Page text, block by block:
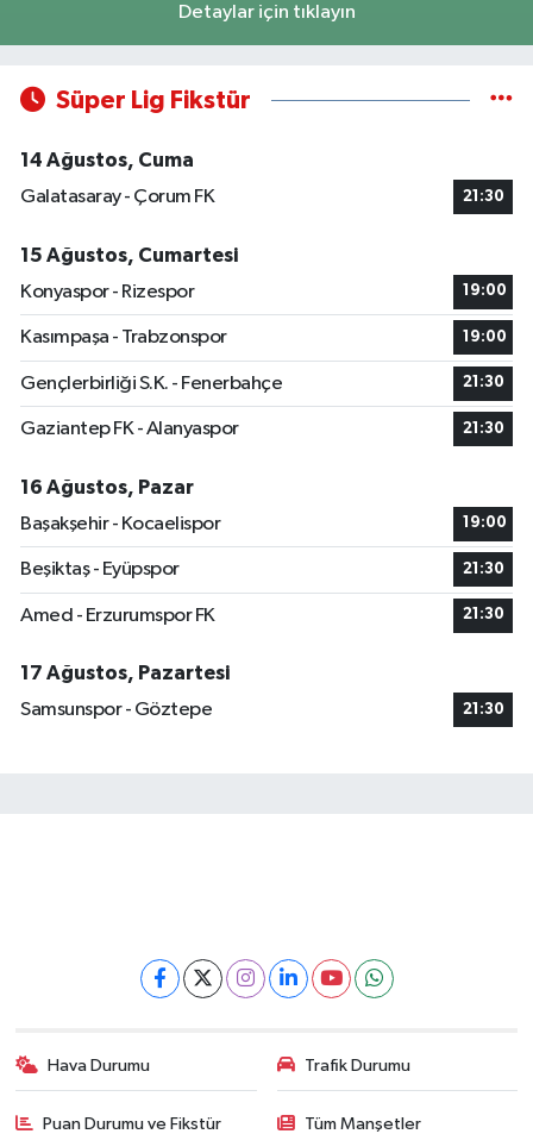
Detaylar için tıklayın
Süper Lig Fikstür
14 Ağustos, Cuma
Galatasaray - Çorum FK
21:30
15 Ağustos, Cumartesi
Konyaspor - Rizespor
19:00
Kasımpaşa - Trabzonspor 19:00
Gençlerbirliği S.K. - Fenerbahçe 21:30
Gaziantep FK - Alanyaspor 21:30
16 Ağustos, Pazar
Başakşehir - Kocaelispor
19:00
Beşiktaş - Eyüpspor 21:30
Amed - Erzurumspor FK 21:30
17 Ağustos, Pazartesi
Samsunspor - Göztepe
21:30
Hava Durumu Trafik Durumu
Puan Durumu ve Fikstür Tüm Manşetler